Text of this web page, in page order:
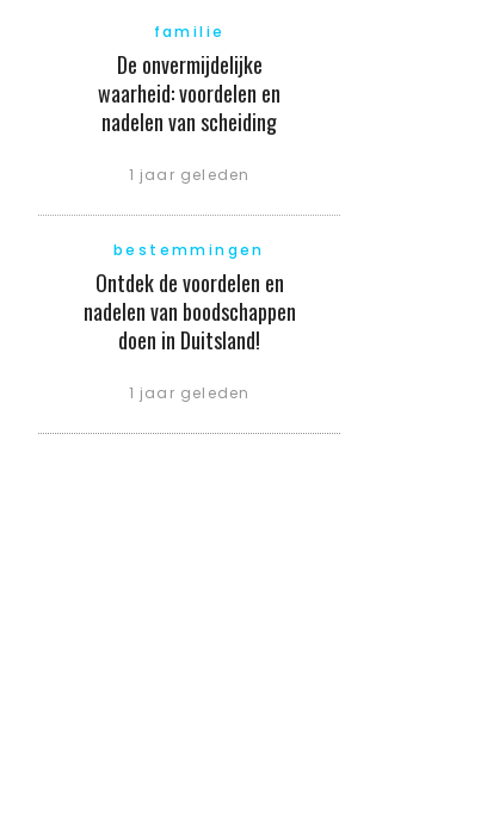
familie
De onvermijdelijke
waarheid: voordelen en
nadelen van scheiding
1 jaar geleden
bestemmingen
Ontdek de voordelen en
nadelen van boodschappen
doen in Duitsland!
1 jaar geleden